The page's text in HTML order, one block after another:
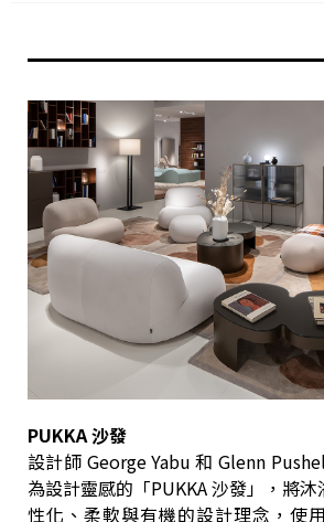
PUKKA 沙發
設計師 George Yabu 和 Glenn
為設計靈感的「PUKKA 沙發」，將
性化、柔軟與有機的設計理念，使